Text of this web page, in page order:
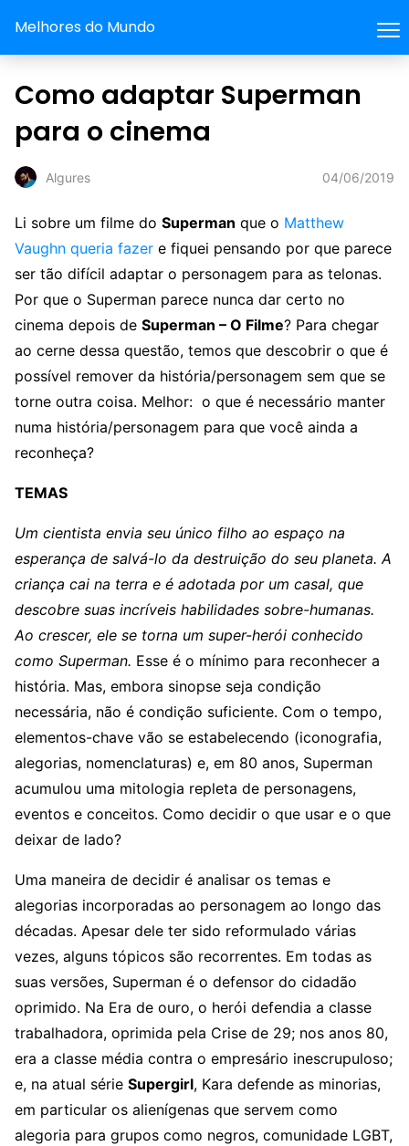
Melhores do Mundo
Como adaptar Superman
para o cinema
Algures 04/06/2019
Li sobre um filme do Superman que o Matthew
Vaughn queria fazer e fiquei pensando por que parece
ser tão difícil adaptar o personagem para as telonas.
Por que o Superman parece nunca dar certo no
cinema depois de Superman – O Filme? Para chegar
ao cerne dessa questão, temos que descobrir o que é
possível remover da história/personagem sem que se
torne outra coisa. Melhor: o que é necessário manter
numa história/personagem para que você ainda a
reconheça?
TEMAS
Um cientista envia seu único filho ao espaço na
esperança de salvá-lo da destruição do seu planeta. A
criança cai na terra e é adotada por um casal, que
descobre suas incríveis habilidades sobre-humanas.
Ao crescer, ele se torna um super-herói conhecido
como Superman. Esse é o mínimo para reconhecer a
história. Mas, embora sinopse seja condição
necessária, não é condição suficiente. Com o tempo,
elementos-chave vão se estabelecendo (iconografia,
alegorias, nomenclaturas) e, em 80 anos, Superman
acumulou uma mitologia repleta de personagens,
eventos e conceitos. Como decidir o que usar e o que
deixar de lado?
Uma maneira de decidir é analisar os temas e
alegorias incorporadas ao personagem ao longo das
décadas. Apesar dele ter sido reformulado várias
vezes, alguns tópicos são recorrentes. Em todas as
suas versões, Superman é o defensor do cidadão
oprimido. Na Era de ouro, o herói defendia a classe
trabalhadora, oprimida pela Crise de 29; nos anos 80,
era a classe média contra o empresário inescrupuloso;
e, na atual série Supergirl, Kara defende as minorias,
em particular os alienígenas que servem como
alegoria para grupos como negros, comunidade LGBT,